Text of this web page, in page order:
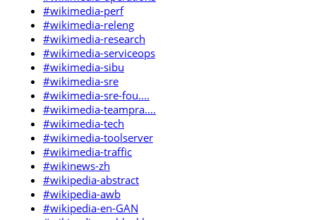
#wikimedia-perf
#wikimedia-releng
#wikimedia-research
#wikimedia-serviceops
#wikimedia-sibu
#wikimedia-sre
#wikimedia-sre-fou....
#wikimedia-teampra....
#wikimedia-tech
#wikimedia-toolserver
#wikimedia-traffic
#wikinews-zh
#wikipedia-abstract
#wikipedia-awb
#wikipedia-en-GAN